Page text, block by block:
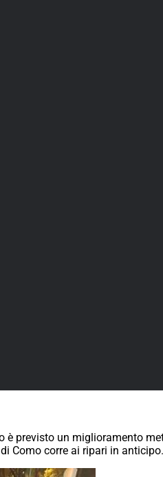
previsto un miglioramento
Como corre ai ripari in anticipo.